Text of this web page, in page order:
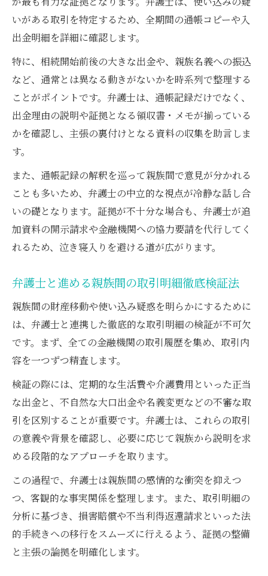
いがある取引を特定するため、全期間の通帳コピーや入
出金明細を詳細に確認します。
特に、相続開始前後の大きな出金や、親族名義への振込
など、通常とは異なる動きがないかを時系列で整理する
ことがポイントです。弁護士は、通帳記録だけでなく、
出金理由の説明や証拠となる領収書・メモが揃っている
かを確認し、主張の裏付けとなる資料の収集を助言しま
す。
また、通帳記録の解釈を巡って親族間で意見が分かれる
ことも多いため、弁護士の中立的な視点が冷静な話し合
いの礎となります。証拠が不十分な場合も、弁護士が追
加資料の開示請求や金融機関への協力要請を代行してく
れるため、泣き寝入りを避ける道が広がります。
弁護士と進める親族間の取引明細徹底検証法
親族間の財産移動や使い込み疑惑を明らかにするために
は、弁護士と連携した徹底的な取引明細の検証が不可欠
です。まず、全ての金融機関の取引履歴を集め、取引内
容を一つずつ精査します。
検証の際には、定期的な生活費や介護費用といった正当
な出金と、不自然な大口出金や名義変更などの不審な取
引を区別することが重要です。弁護士は、これらの取引
の意義や背景を確認し、必要に応じて親族から説明を求
める段階的なアプローチを取ります。
この過程で、弁護士は親族間の感情的な衝突を抑えつ
つ、客観的な事実関係を整理します。また、取引明細の
分析に基づき、損害賠償や不当利得返還請求といった法
的手続きへの移行をスムーズに行えるよう、証拠の整備
と主張の論拠を明確化します。